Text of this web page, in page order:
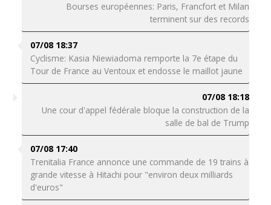
Bourses européennes: Paris, Francfort et Milan
terminent sur des records
07/08 18:37
Cyclisme: Kasia Niewiadoma remporte la 7e étape du
Tour de France au Ventoux et endosse le maillot jaune
07/08 18:18
Une cour d'appel fédérale bloque la construction de la
salle de bal de Trump
07/08 17:40
Trenitalia France annonce une commande de 19 trains à
grande vitesse à Hitachi pour "environ deux milliards
d'euros"